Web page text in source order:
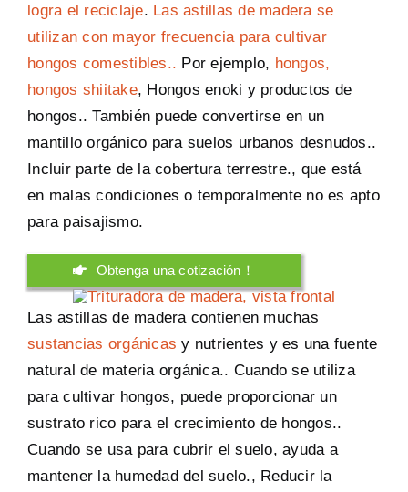
logra el reciclaje. Las astillas de madera se
utilizan con mayor frecuencia para cultivar
hongos comestibles.. Por ejemplo, hongos,
hongos shiitake, Hongos enoki y productos de
hongos.. También puede convertirse en un
mantillo orgánico para suelos urbanos desnudos..
Incluir parte de la cobertura terrestre., que está
en malas condiciones o temporalmente no es apto
para paisajismo.
Obtenga una cotización！
Las astillas de madera contienen muchas
sustancias orgánicas y nutrientes y es una fuente
natural de materia orgánica.. Cuando se utiliza
para cultivar hongos, puede proporcionar un
sustrato rico para el crecimiento de hongos..
Cuando se usa para cubrir el suelo, ayuda a
mantener la humedad del suelo., Reducir la